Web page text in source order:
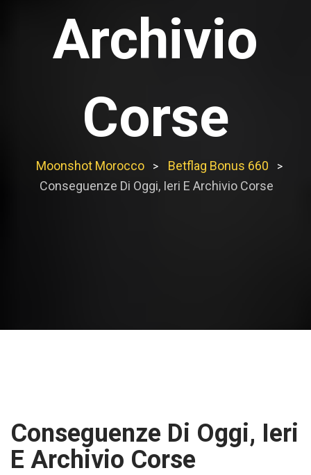
Archivio
Corse
Moonshot Morocco > Betflag Bonus 660 >
Conseguenze Di Oggi, Ieri E Archivio Corse
Conseguenze Di Oggi, Ieri
E Archivio Corse